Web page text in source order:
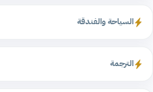
السياحة والفندقة
الترجمة